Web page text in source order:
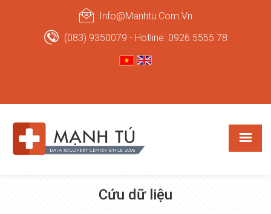
Info@manhtu.com.vn
(083) 9350079 - Hotline: 0926 5555 78
Cứu dữ liệu